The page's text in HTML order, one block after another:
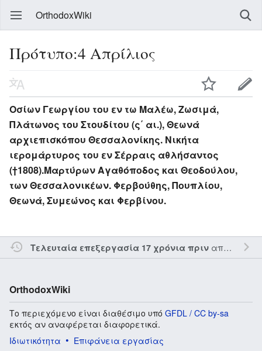
OrthodoxWiki
Πρότυπο:4 Απρίλιος
Οσίων Γεωργίου του εν τω Μαλέω, Ζωσιμά,
Πλάτωνος του Στουδίτου (ς΄ αι.), Θεωνά
αρχιεπισκόπου Θεσσαλονίκης. Νικήτα
ιερομάρτυρος του εν Σέρραις αθλήσαντος
(†1808).Μαρτύρων Αγαθόποδος και Θεοδούλου,
των Θεσσαλονικέων. Φερβούθης, Πουπλίου,
Θεωνά, Συμεώνος και Φερβίνου.
Τελευταία επεξεργασία 17 χρόνια πριναπό τον την
OrthodoxWiki
Το περιεχόμενο είναι διαθέσιμο υπό GFDL / CC by-sa
εκτός αν αναφέρεται διαφορετικά.
Ιδιωτικότητα
Επιφάνεια εργασίας